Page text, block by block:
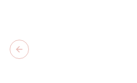
Previous slide